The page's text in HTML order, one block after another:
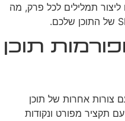
ליצור תמלילים לכל פרק, מה
תוכן
צורות אחרות של תוכן
תקציר מפורט ונקודות